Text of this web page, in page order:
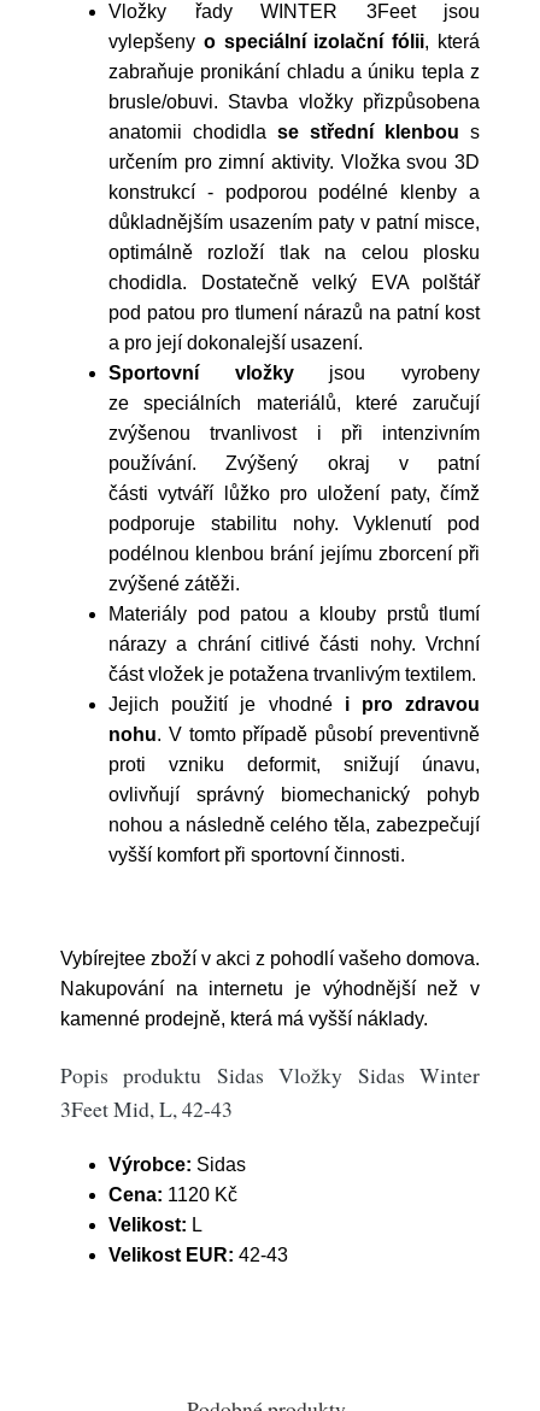
Vložky řady WINTER 3Feet jsou
vylepšeny o speciální izolační fólii, která
zabraňuje pronikání chladu a úniku tepla z
brusle/obuvi. Stavba vložky přizpůsobena
anatomii chodidla se střední klenbou s
určením pro zimní aktivity. Vložka svou 3D
konstrukcí - podporou podélné klenby a
důkladnějším usazením paty v patní misce,
optimálně rozloží tlak na celou plosku
chodidla. Dostatečně velký EVA polštář
pod patou pro tlumení nárazů na patní kost
a pro její dokonalejší usazení.
Sportovní vložkyjsou vyrobeny
ze speciálních materiálů, které zaručují
zvýšenou trvanlivost i při intenzivním
používání. Zvýšený okraj v patní
části vytváří lůžko pro uložení paty, čímž
podporuje stabilitu nohy. Vyklenutí pod
podélnou klenbou brání jejímu zborcení při
zvýšené zátěži.
Materiály pod patou a klouby prstů tlumí
nárazy a chrání citlivé části nohy. Vrchní
část vložek je potažena trvanlivým textilem.
Jejich použití je vhodné i pro zdravou
nohu. V tomto případě působí preventivně
proti vzniku deformit, snižují únavu,
ovlivňují správný biomechanický pohyb
nohou a následně celého těla, zabezpečují
vyšší komfort při sportovní činnosti.
Vybírejtee zboží v akci z pohodlí vašeho domova.
Nakupování na internetu je výhodnější než v
kamenné prodejně, která má vyšší náklady.
Popis produktu Sidas Vložky Sidas Winter
3Feet Mid, L, 42-43
Výrobce: Sidas
Cena: 1120 Kč
Velikost: L
Velikost EUR: 42-43